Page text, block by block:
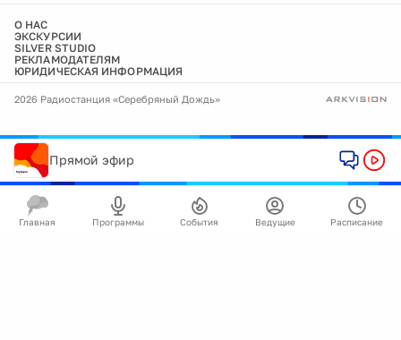
О НАС
ЭКСКУРСИИ
SILVER STUDIO
РЕКЛАМОДАТЕЛЯМ
ЮРИДИЧЕСКАЯ ИНФОРМАЦИЯ
2026 Радиостанция «Серебряный Дождь»
Прямой эфир
Главная Программы События Ведущие Расписание